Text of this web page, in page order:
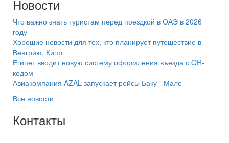
Новости
Что важно знать туристам перед поездкой в ОАЭ в 2026
году
Хорошие новости для тех, кто планирует путешествие в
Венгрию, Кипр
Египет вводит новую систему оформления въезда с QR-
кодом
Авиакомпания AZAL запускает рейсы Баку - Мале
Все новости
Контакты